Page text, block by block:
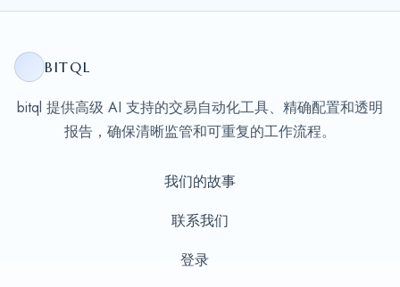
BITQL
bitql 提供高级 AI 支持的交易自动化工具、精确配置和透明
报告，确保清晰监管和可重复的工作流程。
我们的故事
联系我们
登录